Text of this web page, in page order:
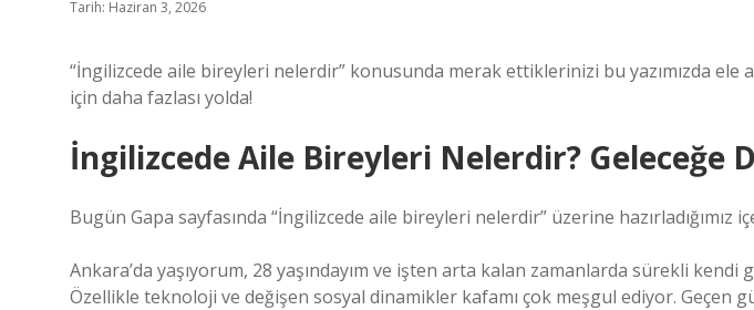
Tarih: Haziran 3, 2026
“İngilizcede aile bireyleri nelerdir” konusunda merak ettiklerinizi bu yazımızda ele
için daha fazlası yolda!
İngilizcede Aile Bireyleri Nelerdir? Geleceğe
Bugün Gapa sayfasında “İngilizcede aile bireyleri nelerdir” üzerine
Ankara’da yaşıyorum, 28 yaşındayım ve işten arta kalan zamanlarda sürekli kendi
Özellikle teknoloji ve değişen sosyal dinamikler kafamı çok meşgul ediyor. Geçen